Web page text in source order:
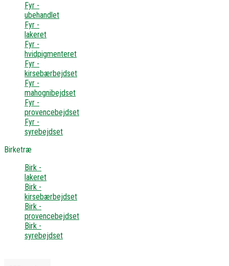
Fyr -
ubehandlet
Fyr -
lakeret
Fyr -
hvidpigmenteret
Fyr -
kirsebærbejdset
Fyr -
mahognibejdset
Fyr -
provencebejdset
Fyr -
syrebejdset
Birketræ
Birk -
lakeret
Birk -
kirsebærbejdset
Birk -
provencebejdset
Birk -
syrebejdset